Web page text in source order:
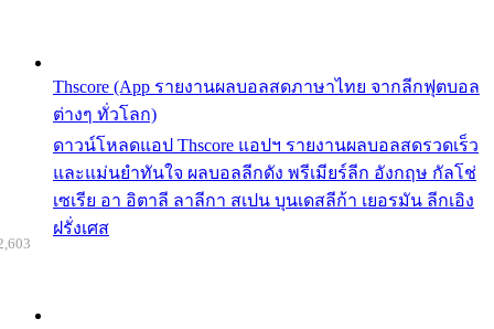
Thscore (App รายงานผลบอลสดภาษาไทย จากลีกฟุตบอล
ต่างๆ ทั่วโลก)
ดาวน์โหลดแอป Thscore แอปฯ รายงานผลบอลสดรวดเร็ว
และแม่นยำทันใจ ผลบอลลีกดัง พรีเมียร์ลีก อังกฤษ กัลโช่
เซเรีย อา อิตาลี ลาลีกา สเปน บุนเดสลีก้า เยอรมัน ลีกเอิง
ฝรั่งเศส